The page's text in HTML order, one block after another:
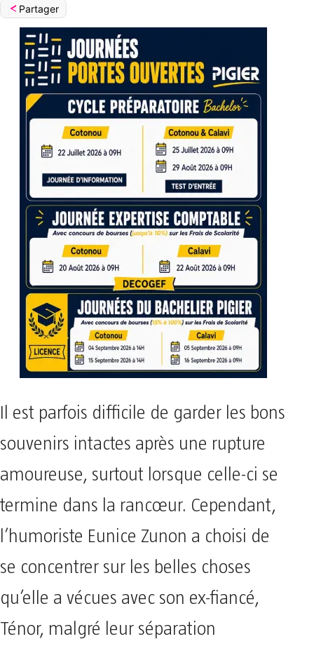
Partager
Il est parfois difficile de garder les bons
souvenirs intactes après une rupture
amoureuse, surtout lorsque celle-ci se
termine dans la rancœur. Cependant,
l’humoriste Eunice Zunon a choisi de
se concentrer sur les belles choses
qu’elle a vécues avec son ex-fiancé,
Ténor, malgré leur séparation